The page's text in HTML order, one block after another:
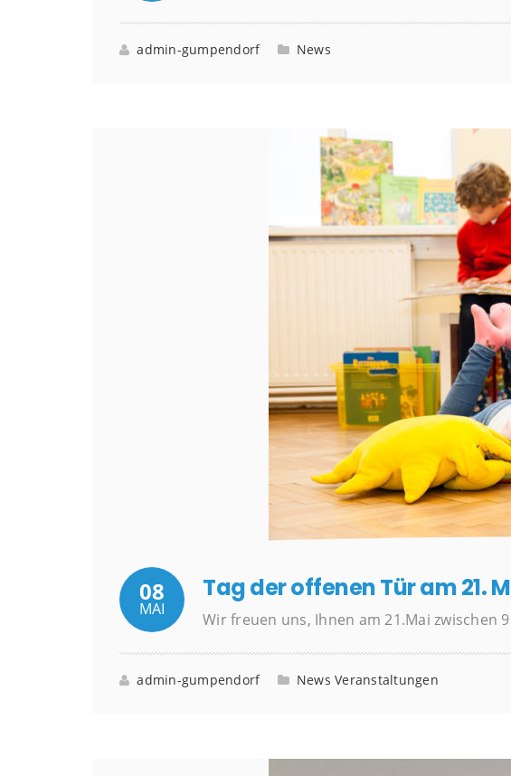
admin-gumpendorf News
08
MAI
Tag der offenen Tür am 21.
Wir freuen uns, Ihnen am 21.Mai zwischen
admin-gumpendorf News Veranstaltungen